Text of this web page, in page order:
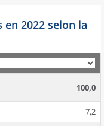
en 2022 selon la
100,0
7,2